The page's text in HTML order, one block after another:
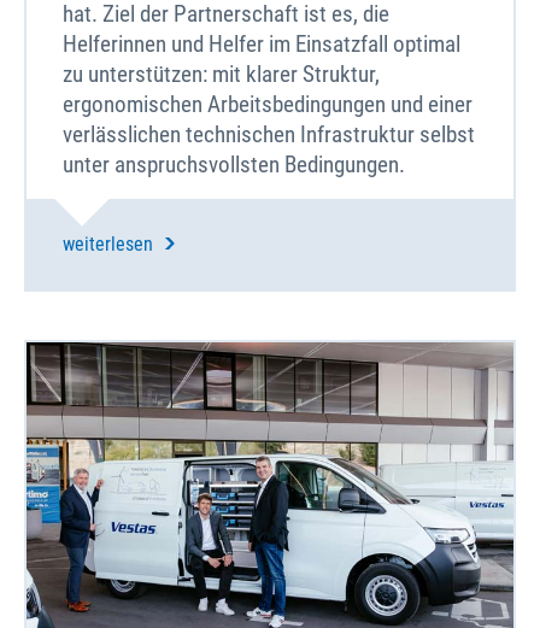
hat. Ziel der Partnerschaft ist es, die
Helferinnen und Helfer im Einsatzfall optimal
zu unterstützen: mit klarer Struktur,
ergonomischen Arbeitsbedingungen und einer
verlässlichen technischen Infrastruktur selbst
unter anspruchsvollsten Bedingungen.
weiterlesen